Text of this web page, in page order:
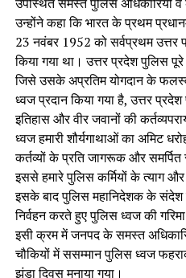
उन्होंने कहा कि भारत के प्रथम
23 नवंबर 1952 को सर्वप्रथम
किया गया था। उत्तर प्रदेश पुलिस
जिसे उसके अप्रतिम योगदान के
ध्वज प्रदान किया गया है, उत्तर
इतिहास और वीर जवानों की
ध्वज हमारी शौर्यगाथाओं का अमिट
कर्तव्यों के प्रति जागरूक और समर्पित
इससे हमारे पुलिस कर्मियों के त्याग
इसके बाद पुलिस महानिदेशक के संदेश
निर्वहन करते हुए पुलिस ध्वज की
इसी क्रम में जनपद के समस्त
चौकियों में ससम्मान पुलिस ध्वज
झंडा दिवस मनाया गया।